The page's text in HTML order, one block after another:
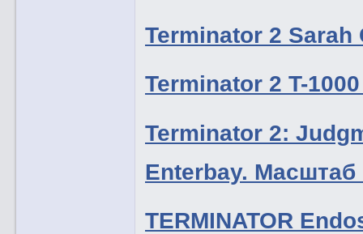
Terminator 2
Terminator 2 T-
Terminator 2:
Enterbay. Масштаб
TERMINATOR